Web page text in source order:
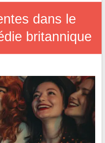
dans le
britannique